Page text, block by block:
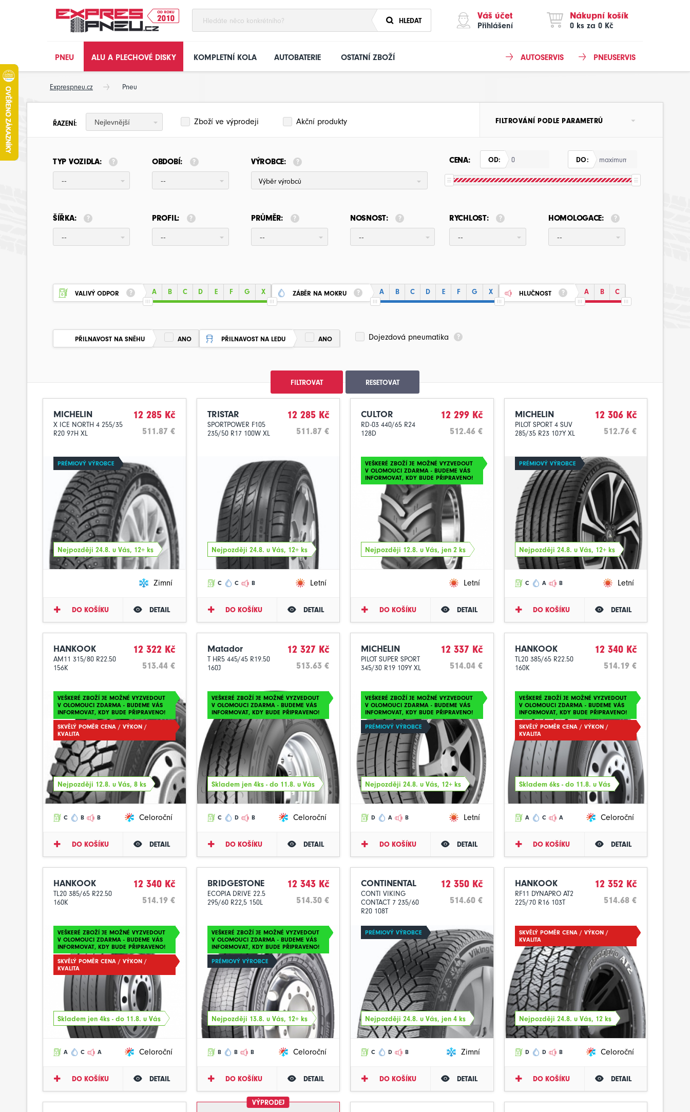
HLEDAT Váš účet
Přihlášení
Nákupní košík
0 ks za 0 Kč
PNEU ALU A PLECHOVÉ DISKY KOMPLETNÍ KOLA AUTOBATERIE OSTATNÍ ZBOŽÍ PNEUSERVIS
AUTOSERVIS
Exprespneu.cz Pneu
ŘAZENÍ: Nejlevnější Zboží ve výprodeji Akční produkty FILTROVÁNÍ PODLE PARAMETRŮ
TYP VOZIDLA:
--
OBDOBÍ:
--
VÝROBCE:
Výběr výrobců
CENA: OD: DO:
ŠÍŘKA:
--
PROFIL:
--
PRŮMĚR:
--
NOSNOST:
--
RYCHLOST:
--
HOMOLOGACE:
--
VALIVÝ ODPOR A B C D E F G X ZÁBĚR NA MOKRU A B C D E F G X HLUČNOST A B C
PŘILNAVOST NA SNĚHU ANO PŘILNAVOST NA LEDU ANO Dojezdová pneumatika
FILTROVAT RESETOVAT
MICHELIN
X ICE NORTH 4 255/35
R20 97H XL
12 285 Kč
511.87 €
PRÉMIOVÝ VÝROBCE
Nejpozději 24.8. u Vás, 12+ ks
Zimní
DO KOŠÍKU DETAIL
TRISTAR
SPORTPOWER F105
235/50 R17 100W XL
12 285 Kč
511.87 €
Nejpozději 24.8. u Vás, 12+ ks
C C B Letní
DO KOŠÍKU DETAIL
CULTOR
RD-03 440/65 R24
128D
12 299 Kč
512.46 €
VEŠKERÉ ZBOŽÍ JE MOŽNÉ VYZVEDOUT
V OLOMOUCI ZDARMA - BUDEME VÁS
INFORMOVAT, KDY BUDE PŘIPRAVENO!
Nejpozději 12.8. u Vás, jen 2 ks
Letní
DO KOŠÍKU DETAIL
MICHELIN
PILOT SPORT 4 SUV
285/35 R23 107Y XL
12 306 Kč
512.76 €
PRÉMIOVÝ VÝROBCE
Nejpozději 24.8. u Vás, 12+ ks
C A B Letní
DO KOŠÍKU DETAIL
HANKOOK
AM11 315/80 R22.50
156K
12 322 Kč
513.44 €
VEŠKERÉ ZBOŽÍ JE MOŽNÉ VYZVEDOUT
V OLOMOUCI ZDARMA - BUDEME VÁS
INFORMOVAT, KDY BUDE PŘIPRAVENO!
SKVĚLÝ POMĚR CENA / VÝKON /
KVALITA
Nejpozději 12.8. u Vás, 8 ks
C B B Celoroční
DO KOŠÍKU DETAIL
Matador
T HR5 445/45 R19.50
160J
12 327 Kč
513.63 €
VEŠKERÉ ZBOŽÍ JE MOŽNÉ VYZVEDOUT
V OLOMOUCI ZDARMA - BUDEME VÁS
INFORMOVAT, KDY BUDE PŘIPRAVENO!
Skladem jen 4ks - do 11.8. u Vás
C D B Celoroční
DO KOŠÍKU DETAIL
MICHELIN
PILOT SUPER SPORT
345/30 R19 109Y XL
12 337 Kč
514.04 €
VEŠKERÉ ZBOŽÍ JE MOŽNÉ VYZVEDOUT
V OLOMOUCI ZDARMA - BUDEME VÁS
INFORMOVAT, KDY BUDE PŘIPRAVENO!
PRÉMIOVÝ VÝROBCE
Nejpozději 24.8. u Vás, 12+ ks
D A B Letní
DO KOŠÍKU DETAIL
HANKOOK
TL20 385/65 R22.50
160K
12 340 Kč
514.19 €
VEŠKERÉ ZBOŽÍ JE MOŽNÉ VYZVEDOUT
V OLOMOUCI ZDARMA - BUDEME VÁS
INFORMOVAT, KDY BUDE PŘIPRAVENO!
SKVĚLÝ POMĚR CENA / VÝKON /
KVALITA
Skladem 6ks - do 11.8. u Vás
A C A Celoroční
DO KOŠÍKU DETAIL
HANKOOK
TL20 385/65 R22.50
160K
12 340 Kč
514.19 €
VEŠKERÉ ZBOŽÍ JE MOŽNÉ VYZVEDOUT
V OLOMOUCI ZDARMA - BUDEME VÁS
INFORMOVAT, KDY BUDE PŘIPRAVENO!
SKVĚLÝ POMĚR CENA / VÝKON /
KVALITA
Skladem jen 4ks - do 11.8. u Vás
A C A Celoroční
DO KOŠÍKU DETAIL
BRIDGESTONE
ECOPIA DRIVE 22.5
295/60 R22,5 150L
12 343 Kč
514.30 €
VEŠKERÉ ZBOŽÍ JE MOŽNÉ VYZVEDOUT
V OLOMOUCI ZDARMA - BUDEME VÁS
INFORMOVAT, KDY BUDE PŘIPRAVENO!
PRÉMIOVÝ VÝROBCE
Nejpozději 13.8. u Vás, 12+ ks
B B B Celoroční
DO KOŠÍKU DETAIL
CONTINENTAL
CONTI VIKING
CONTACT 7 235/60
R20 108T
12 350 Kč
514.60 €
PRÉMIOVÝ VÝROBCE
Nejpozději 24.8. u Vás, jen 4 ks
C D B Zimní
DO KOŠÍKU DETAIL
HANKOOK
RF11 DYNAPRO AT2
225/70 R16 103T
12 352 Kč
514.68 €
SKVĚLÝ POMĚR CENA / VÝKON /
KVALITA
Nejpozději 24.8. u Vás, 12 ks
D D B Celoroční
DO KOŠÍKU DETAIL
VÝPRODEJ